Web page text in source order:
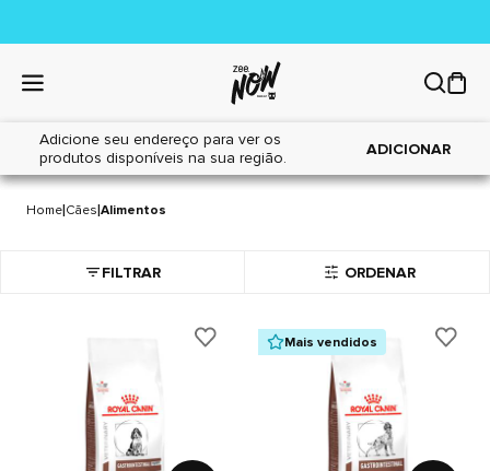
Adicione seu endereço para ver os
produtos disponíveis na sua região.
ADICIONAR
ALIMENTOS
Home|Cães|Alimentos
FILTRAR ORDENAR
Mais vendidos